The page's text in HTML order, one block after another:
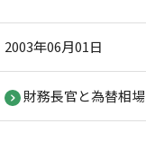
2003年06月01日
財務長官と為替相場